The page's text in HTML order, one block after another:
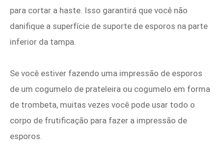
para cortar a haste. Isso garantirá que você não
danifique a superfície de suporte de esporos na parte
inferior da tampa.
Se você estiver fazendo uma impressão de esporos
de um cogumelo de prateleira ou cogumelo em forma
de trombeta, muitas vezes você pode usar todo o
corpo de frutificação para fazer a impressão de
esporos.